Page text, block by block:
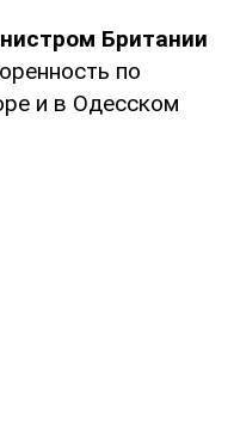
Британии
по
и в Одесском